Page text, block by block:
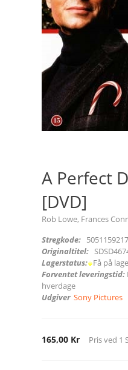
A Perfect
[DVD]
Rob Lowe, Frances
Stregkode:
Originaltitel:
Lagerstatus: Få på
Forventet leveringstid:
hverdage
Udgiver Sony Pictures
165,00 Kr Pris ved 1